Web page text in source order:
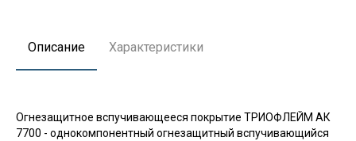
Описание Характеристики
Огнезащитное вспучивающееся покрытие ТРИОФЛЕЙМ АК
7700 - однокомпонентный огнезащитный вспучивающийся